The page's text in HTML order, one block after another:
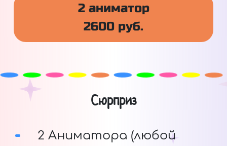
2 аниматор
2600 руб.
Сюрприз
2 Аниматора (любой